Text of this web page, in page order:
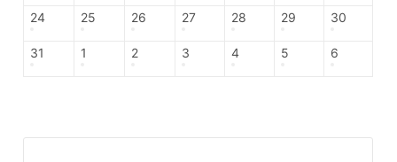
24 25 26 27 28 29 30
31 1 2 3 4 5 6